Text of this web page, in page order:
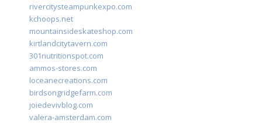
rivercitysteampunkexpo.com
kchoops.net
mountainsideskateshop.com
kirtlandcitytavern.com
301nutritionspot.com
ammos-stores.com
loceanecreations.com
birdsongridgefarm.com
joiedevivblog.com
valera-amsterdam.com